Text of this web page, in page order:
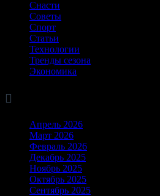
Снасти
Советы
Спорт
Статьи
Технологии
Тренды сезона
Экономика

Апрель 2026
Март 2026
Февраль 2026
Декабрь 2025
Ноябрь 2025
Октябрь 2025
Сентябрь 2025